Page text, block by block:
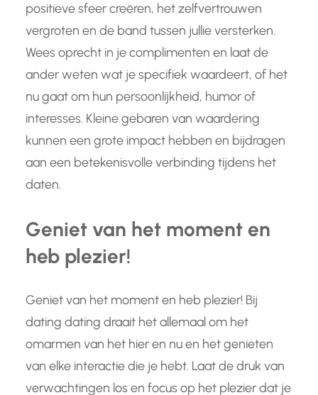
positieve sfeer creëren, het zelfvertrouwen
vergroten en de band tussen jullie versterken.
Wees oprecht in je complimenten en laat de
ander weten wat je specifiek waardeert, of het
nu gaat om hun persoonlijkheid, humor of
interesses. Kleine gebaren van waardering
kunnen een grote impact hebben en bijdragen
aan een betekenisvolle verbinding tijdens het
daten.
Geniet van het moment en
heb plezier!
Geniet van het moment en heb plezier! Bij
dating dating draait het allemaal om het
omarmen van het hier en nu en het genieten
van elke interactie die je hebt. Laat de druk van
verwachtingen los en focus op het plezier dat je